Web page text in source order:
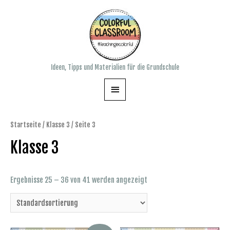
Ideen, Tipps und Materialien für die Grundschule
Hauptmenü
Startseite / Klasse 3 / Seite 3
Klasse 3
Ergebnisse 25 – 36 von 41 werden angezeigt